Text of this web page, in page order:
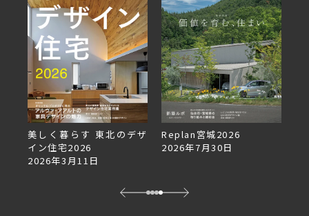
美しく暮らす 東北のデザ
イン住宅2026
2026年3月11日
Replan宮城2026
2026年7月30日